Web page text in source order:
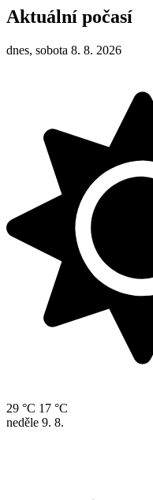
Aktuální počasí
dnes, sobota 8. 8. 2026
29 °C 17 °C
neděle 9. 8.